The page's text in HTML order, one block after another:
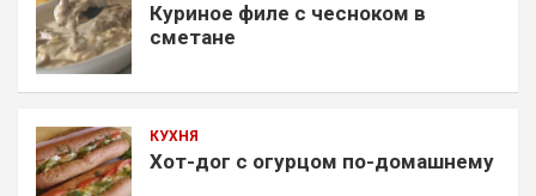
Куриное филе с чесноком в
сметане
КУХНЯ
Хот-дог с огурцом по-домашнему